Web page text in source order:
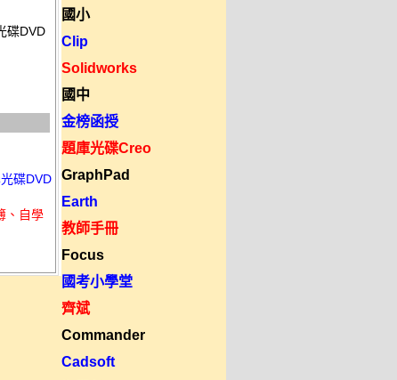
碟DVD
碟DVD
、自學
國小
Clip
Solidworks
國中
金榜函授
題庫光碟Creo
GraphPad
Earth
教師手冊
Focus
國考小學堂
齊斌
Commander
Cadsoft